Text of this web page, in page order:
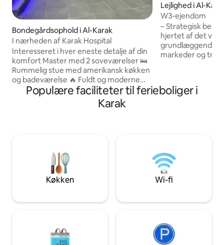
Bondegårdsophold i Al-Karak
I nærheden af Karak Hospital
Interesseret i hver eneste detalje af din
komfort Master med 2 soveværelser 🛌
Rummelig stue med amerikansk køkken
og badeværelse 🔥 Fuldt og moderne
fuldt udstyret💫 køkken 🍽 Grill er 🍴et
tilpasset sted til zerp 🍖 🏓Bluetooth-
højttaler tennisbord 🔊 Udendørs
Damvandet desinficeres med jævne
mellemrum ✨ 🛝Adaptivt legetøj til børn
i huset ❄️ Smukt vandfald med lille pool
ved foden Paraplyer til rolige sessioner ☂️
på solgriller og badeværelser👍🏻
Lejlighed i Al-
W3-ejendom
– Strategisk
hjertet af det
grundlæggende
markeder og
der giver en
et topmoderne
giver
Populære faciliteter til ferieboliger i
Karak
Køkken Wi-fi